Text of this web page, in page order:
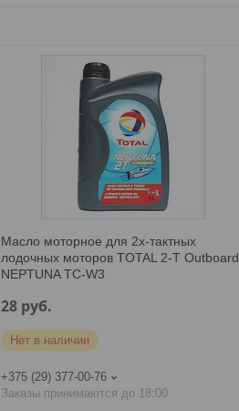
Масло моторное для 2x-тактных
лодочных моторов TOTAL 2-T Outboard
NEPTUNA TC-W3
28 руб.
Нет в наличии
+375 (29) 377-00-76
Заказы принимаются до 18:00